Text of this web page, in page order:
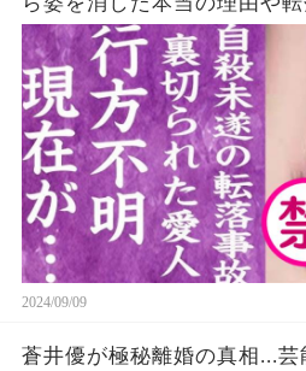
を失う…！
2024/09/09
蒼井優が極秘離婚の真相...